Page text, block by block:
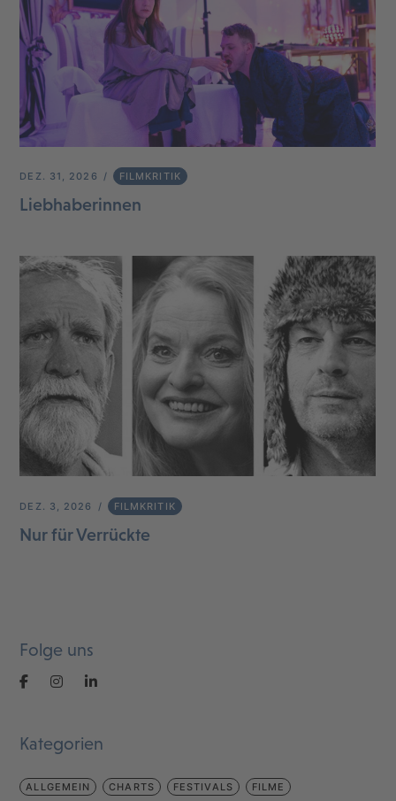
DEZ. 31, 2026 FILMKRITIK
Liebhaberinnen
DEZ. 3, 2026 FILMKRITIK
Nur für Verrückte
Folge uns
Kategorien
ALLGEMEIN CHARTS FESTIVALS FILME